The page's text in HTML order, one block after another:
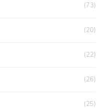
(73)
(20)
(22)
(26)
(25)